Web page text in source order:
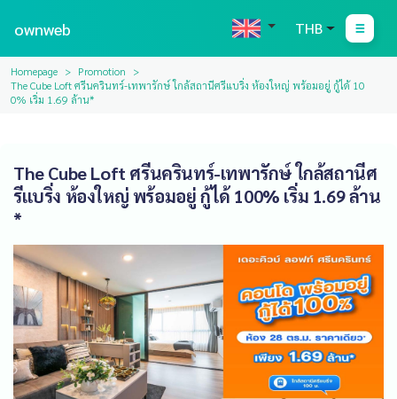
ownweb THB
Homepage
Promotion
The Cube Loft ศรีนครินทร์-เทพารักษ์ ใกล้สถานีศรีแบริ่ง ห้องใหญ่ พร้อมอยู่ กู้ได้ 10
0% เริ่ม 1.69 ล้าน*
The Cube Loft ศรีนครินทร์-เทพารักษ์ ใกล้สถานีศ
รีแบริ่ง ห้องใหญ่ พร้อมอยู่ กู้ได้ 100% เริ่ม 1.69 ล้าน
*